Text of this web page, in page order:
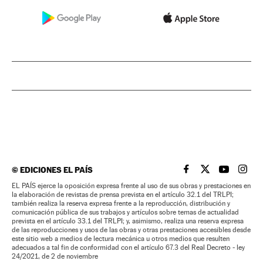
©EDICIONES EL PAÍS EL PAÍS BRASIL EN
EL PAÍSEL PAÍS
EL
EL PAÍS ejerce la oposición expresa frente al uso de sus obras y prestaciones en
la elaboración de revistas de prensa prevista en el artículo 32.1 del TRLPI;
también realiza la reserva expresa frente a la reproducción, distribución y
comunicación pública de sus trabajos y artículos sobre temas de actualidad
prevista en el artículo 33.1 del TRLPI; y, asimismo, realiza una reserva expresa
de las reproducciones y usos de las obras y otras prestaciones accesibles desde
este sitio web a medios de lectura mecánica u otros medios que resulten
adecuados a tal fin de conformidad con el artículo 67.3 del Real Decreto - ley
24/2021, de 2 de noviembre